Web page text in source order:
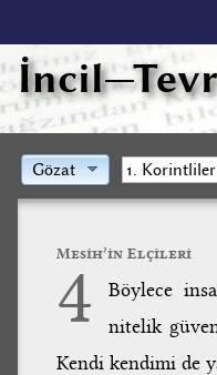
İncil
Gözat
Mesih’in Elçileri
4 Böylece
nitelik
Kendi kendimi de